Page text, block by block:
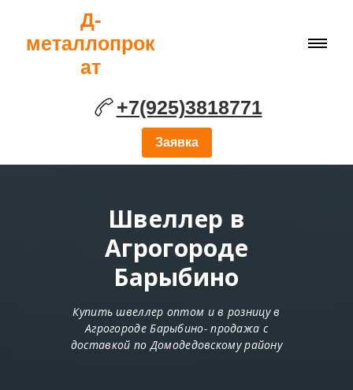
Д-
металлопрок
ат
+7(925)3818771
Заявка
Швеллер в
Агрогороде
Барыбино
Купить швеллер оптом и в розницу в
Агрогороде Барыбино- продажа с
доставкой по Домодедовскому району